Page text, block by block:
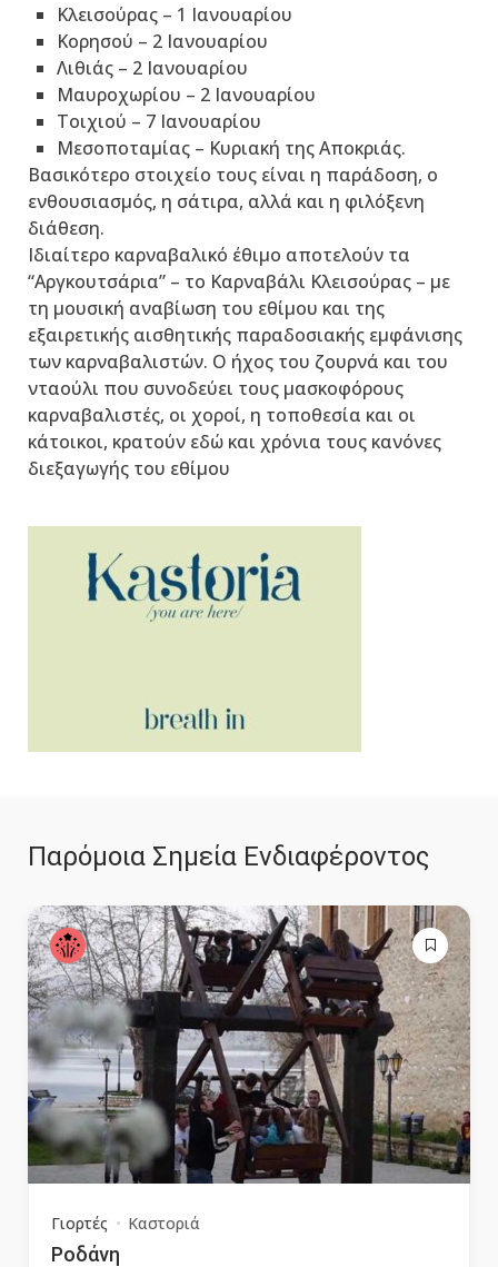
Κλεισούρας – 1 Ιανουαρίου
Κορησού – 2 Ιανουαρίου
Λιθιάς – 2 Ιανουαρίου
Μαυροχωρίου – 2 Ιανουαρίου
Τοιχιού – 7 Ιανουαρίου
Μεσοποταμίας – Κυριακή της Αποκριάς.
Βασικότερο στοιχείο τους είναι η παράδοση, ο
ενθουσιασμός, η σάτιρα, αλλά και η φιλόξενη
διάθεση.
Ιδιαίτερο καρναβαλικό έθιμο αποτελούν τα
“Αργκουτσάρια” – το Καρναβάλι Κλεισούρας – με
τη μουσική αναβίωση του εθίμου και της
εξαιρετικής αισθητικής παραδοσιακής εμφάνισης
των καρναβαλιστών. Ο ήχος του ζουρνά και του
νταούλι που συνοδεύει τους μασκοφόρους
καρναβαλιστές, οι χοροί, η τοποθεσία και οι
κάτοικοι, κρατούν εδώ και χρόνια τους κανόνες
διεξαγωγής του εθίμου
Παρόμοια Σημεία Ενδιαφέροντος
Γιορτές Καστοριά
Ροδάνη